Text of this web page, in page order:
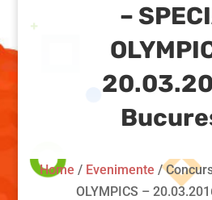
–
Home / Evenimente /
OLYMPICS –